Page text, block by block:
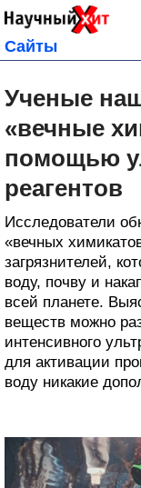
Сайты
Ученые
«вечные
помощью
реагентов
Исследователи
«вечных
загрязнителей,
воду, почву и
всей планете.
веществ можно
интенсивного
для активации
воду никакие